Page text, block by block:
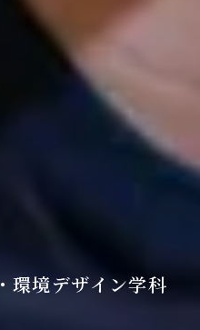
環境デザイン学科